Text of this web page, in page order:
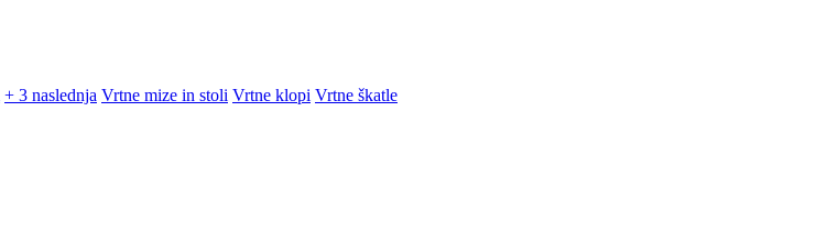
+ 3 naslednja Vrtne mize in stoli Vrtne klopi Vrtne škatle